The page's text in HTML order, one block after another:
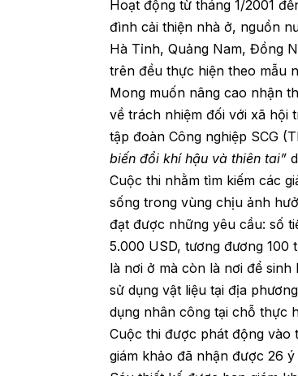
Hoạt động từ tháng 1/2001
đình cải thiện nhà ở, nguồn
Hà Tỉnh, Quảng Nam, Đồng
trên đều thực hiện theo mẫu
Mong muốn nâng cao nhận
về trách nhiệm đối với xã hội
tập đoàn Công nghiệp SCG
biến đổi khí hậu và thiên tai”
Cuộc thi nhằm tìm kiếm các
sống trong vùng chịu ảnh
đạt được những yêu cầu: số
5.000 USD, tương đương
là nơi ở mà còn là nơi để
sử dụng vật liệu tại địa
dụng nhân công tại chỗ thực
Cuộc thi được phát động vào
giám khảo đã nhận được 26